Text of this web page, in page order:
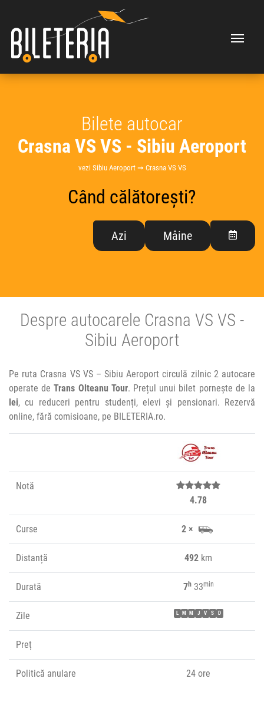
Bilete autocar
Crasna VS VS - Sibiu Aeroport
vezi Sibiu Aeroport ➞ Crasna VS VS
Când călătorești?
Azi Mâine
Despre autocarele Crasna VS VS -
Sibiu Aeroport
Pe ruta Crasna VS VS – Sibiu Aeroport circulă zilnic 2 autocare
operate deTrans Olteanu Tour. Prețul unui bilet pornește de la
lei, cu reduceri pentru studenți, elevi și pensionari. Rezervă
online, fără comisioane, pe BILETERIA.ro.
Notă
4.78
Curse 2 ×
Distanță 492 km
Durată 7h33min
Zile L M M J V S D
Preț
Politică anulare 24 ore